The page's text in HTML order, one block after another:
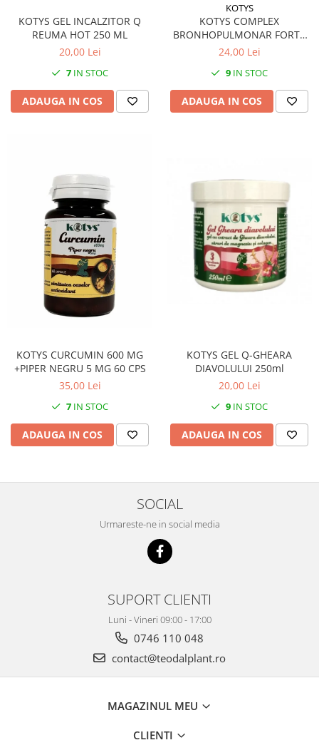
KOTYS GEL INCALZITOR Q
REUMA HOT 250 ML
20,00 Lei
7 IN STOC
ADAUGA IN COS
KOTYS
KOTYS COMPLEX
BRONHOPULMONAR FORTE
SIROP 200 ML
24,00 Lei
9 IN STOC
ADAUGA IN COS
KOTYS CURCUMIN 600 MG
+PIPER NEGRU 5 MG 60 CPS
35,00 Lei
7 IN STOC
ADAUGA IN COS
KOTYS GEL Q-GHEARA
DIAVOLULUI 250ml
20,00 Lei
9 IN STOC
ADAUGA IN COS
SOCIAL
Urmareste-ne in social media
SUPORT CLIENTI
Luni - Vineri 09:00 - 17:00
0746 110 048
contact@teodalplant.ro
MAGAZINUL MEU
CLIENTI